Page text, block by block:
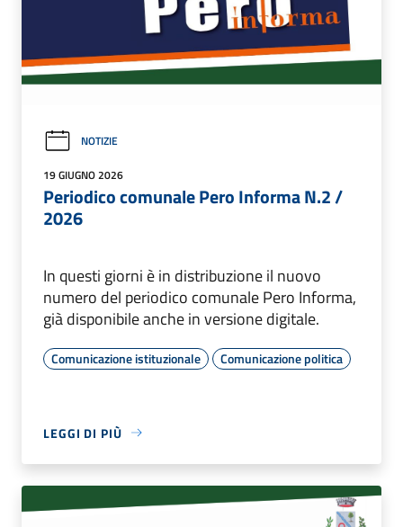
NOTIZIE
19 GIUGNO 2026
Periodico comunale Pero Informa N.2 /
2026
In questi giorni è in distribuzione il nuovo
numero del periodico comunale Pero Informa,
già disponibile anche in versione digitale.
Comunicazione istituzionale Comunicazione politica
LEGGI DI PIÙ